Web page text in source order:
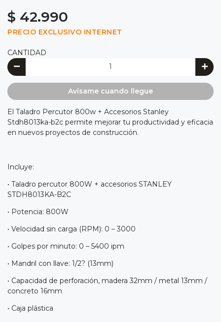
$ 42.990
PRECIO EXCLUSIVO INTERNET
CANTIDAD
Avísame cuando llegue
El Taladro Percutor 800w + Accesorios Stanley
Stdh8013ka-b2c permite mejorar tu productividad y eficacia
en nuevos proyectos de construcción.
Incluye:
• Taladro percutor 800W + accesorios STANLEY
STDH8013KA-B2C
• Potencia: 800W
• Velocidad sin carga (RPM): 0 – 3000
• Golpes por minuto: 0 – 5400 ipm
• Mandril con llave: 1/2? (13mm)
• Capacidad de perforación, madera 32mm / metal 13mm /
concreto 16mm
• Caja plástica